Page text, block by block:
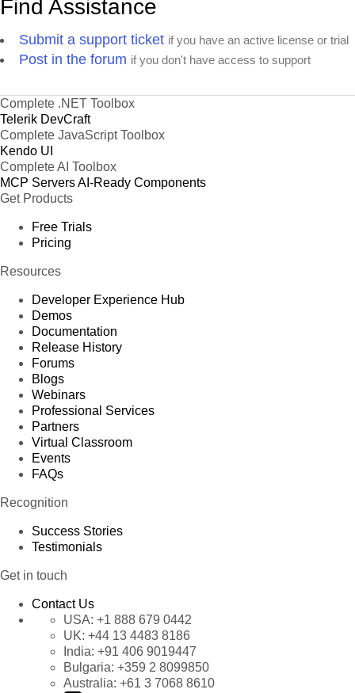
Find Assistance
Submit a support ticket if you have an active license or trial
Post in the forum if you don't have access to support
Complete .NET Toolbox
Telerik DevCraft
Complete JavaScript Toolbox
Kendo UI
Complete AI Toolbox
MCP ServersAI-Ready Components
Get Products
Free Trials
Pricing
Resources
Developer Experience Hub
Demos
Documentation
Release History
Forums
Blogs
Webinars
Professional Services
Partners
Virtual Classroom
Events
FAQs
Recognition
Success Stories
Testimonials
Get in touch
Contact Us
USA: +1 888 679 0442
UK: +44 13 4483 8186
India: +91 406 9019447
Bulgaria: +359 2 8099850
Australia: +61 3 7068 8610